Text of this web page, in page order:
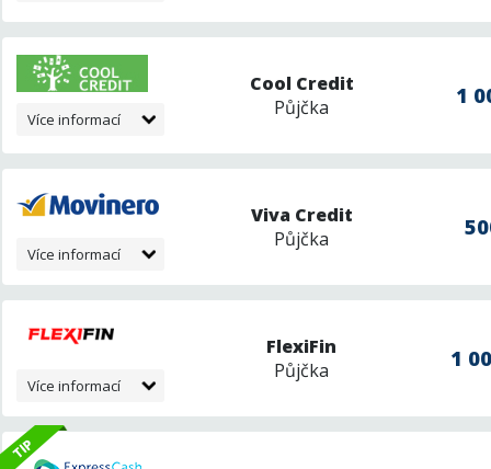
Více informací
Cool Credit
Půjčka
1
Více informací
Viva Credit
Půjčka
Více informací
FlexiFin
Půjčka
1